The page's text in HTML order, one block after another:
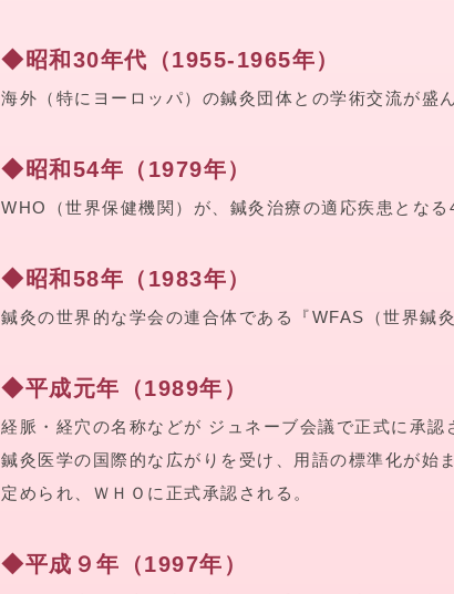
◆昭和30年代（1955-1965年）
海外（特にヨーロッパ）の鍼灸団体との学術交流が盛
◆昭和54年（1979年）
WHO（世界保健機関）が、鍼灸治療の適応疾患となる
◆昭和58年（1983年）
鍼灸の世界的な学会の連合体である『WFAS（世界鍼
◆平成元年（1989年）
経脈・経穴の名称などが ジュネーブ会議で正式に承認
鍼灸医学の国際的な広がりを受け、用語の標準化が始
定められ、ＷＨＯに正式承認される。
◆平成９年（1997年）